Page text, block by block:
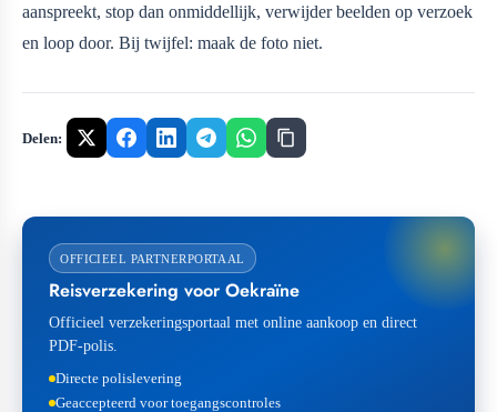
aanspreekt, stop dan onmiddellijk, verwijder beelden op verzoek
en loop door. Bij twijfel: maak de foto niet.
Delen:
OFFICIEEL PARTNERPORTAAL
Reisverzekering voor Oekraïne
Officieel verzekeringsportaal met online aankoop en direct
PDF-polis.
Directe polislevering
Geaccepteerd voor toegangscontroles